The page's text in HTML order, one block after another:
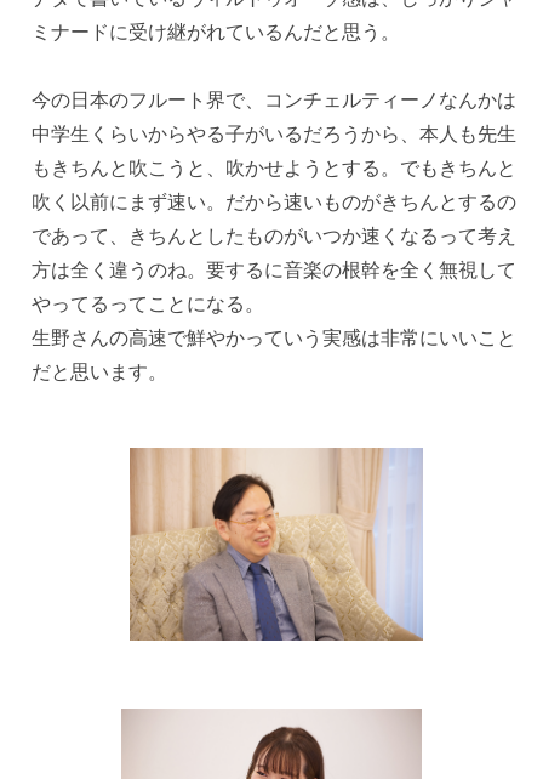
ミナードに受け継がれているんだと思う。
今の日本のフルート界で、コンチェルティーノなんかは
中学生くらいからやる子がいるだろうから、本人も先生
もきちんと吹こうと、吹かせようとする。でもきちんと
吹く以前にまず速い。だから速いものがきちんとするの
であって、きちんとしたものがいつか速くなるって考え
方は全く違うのね。要するに音楽の根幹を全く無視して
やってるってことになる。
生野さんの高速で鮮やかっていう実感は非常にいいこと
だと思います。